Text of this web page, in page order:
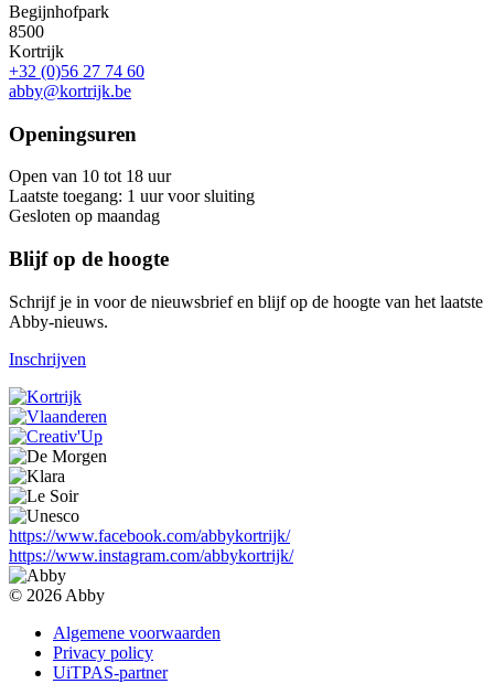
Begijnhofpark
8500
Kortrijk
+32 (0)56 27 74 60
abby@kortrijk.be
Openingsuren
Open van 10 tot 18 uur
Laatste toegang: 1 uur voor sluiting
Gesloten op maandag
Blijf op de hoogte
Schrijf je in voor de nieuwsbrief en blijf op de hoogte van het laatste
Abby-nieuws.
Inschrijven
https://www.facebook.com/abbykortrijk/
https://www.instagram.com/abbykortrijk/
© 2026 Abby
Algemene voorwaarden
Privacy policy
UiTPAS-partner